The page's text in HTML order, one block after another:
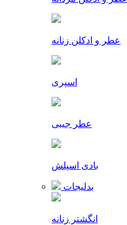
عطر و ادکلن زنانه
اسپری
عطر جیبی
بادی اسپلش
بدلیجات
انگشتر زنانه